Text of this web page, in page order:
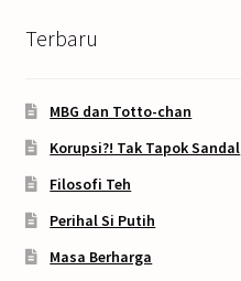
Terbaru
MBG dan Totto-chan
Korupsi?! Tak Tapok Sandal
Filosofi Teh
Perihal Si Putih
Masa Berharga